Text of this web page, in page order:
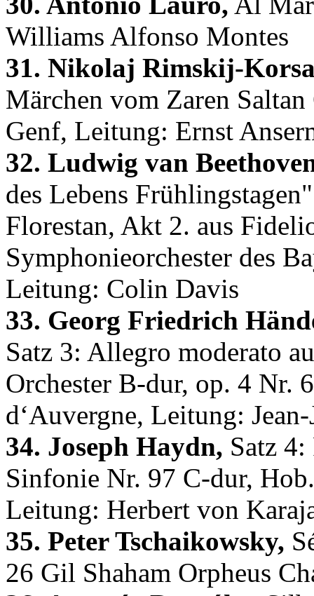
Williams Alfonso Montes
31. Nikolaj Rimskij-
Märchen vom Zaren Saltan
Genf, Leitung: Ernst
32. Ludwig van
des Lebens
Florestan, Akt 2. aus
Symphonieorchester des
Leitung: Colin Davis
33. Georg Friedrich
Satz 3: Allegro moderato
Orchester B-dur, op. 4 Nr.
d‘Auvergne, Leitung:
34. Joseph Haydn, Satz
Sinfonie Nr. 97 C-dur,
Leitung: Herbert von
35. Peter Tschaikowsky,
26 Gil Shaham Orpheus